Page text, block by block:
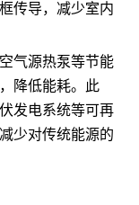
传导，减少室内
气源热泵等节能
降低能耗。此
发电系统等可再
少对传统能源的